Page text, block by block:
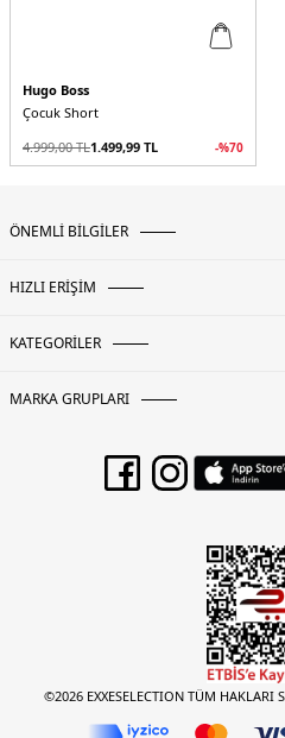
Hugo Boss
Çocuk Short
4.999,00TL1.499,99 TL -%70
ÖNEMLİ BİLGİLER
HIZLI ERİŞİM
KATEGORİLER
MARKA GRUPLARI
©2026 EXXESELECTION TÜM HAKLARI